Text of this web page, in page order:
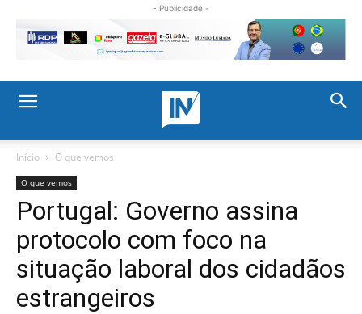
- Publicidade -
Início O que vemos
O que vemos
Portugal: Governo assina
protocolo com foco na
situação laboral dos cidadãos
estrangeiros